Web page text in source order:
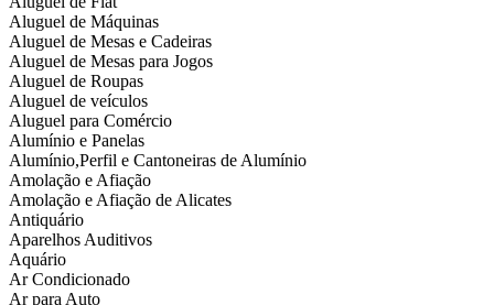
Aluguel de Máquinas
Aluguel de Mesas e Cadeiras
Aluguel de Mesas para Jogos
Aluguel de Roupas
Aluguel de veículos
Aluguel para Comércio
Alumínio e Panelas
Alumínio,Perfil e Cantoneiras de Alumínio
Amolação e Afiação
Amolação e Afiação de Alicates
Antiquário
Aparelhos Auditivos
Aquário
Ar Condicionado
Ar para Auto